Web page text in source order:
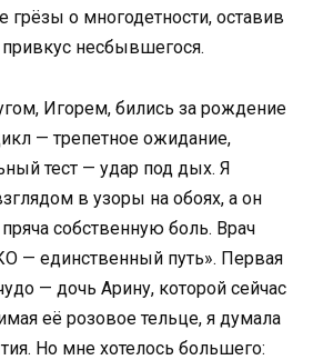
грёзы о многодетности, оставив
несбывшегося.
Игорем, бились за рождение
— трепетное ожидание,
тест — удар под дых. Я
в узоры на обоях, а он
собственную боль. Врач
— единственный путь». Первая
— дочь Арину, которой сейчас
её розовое тельце, я думала
Но мне хотелось большего: